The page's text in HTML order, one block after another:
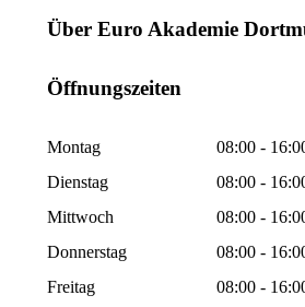
Über Euro Akademie
Öffnungszeiten
Montag
08:00 -
Dienstag
08:00 -
Mittwoch
08:00 -
Donnerstag
08:00 -
Freitag
08:00 -